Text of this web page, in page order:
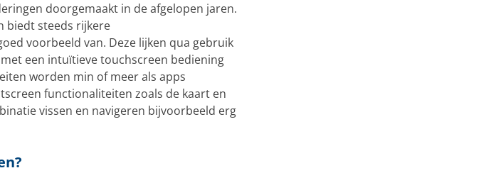
doorgemaakt in de afgelopen jaren.
biedt steeds rijkere
voorbeeld van. Deze lijken qua gebruik
een intuïtieve touchscreen bediening
worden min of meer als apps
functionaliteiten zoals de kaart en
vissen en navigeren bijvoorbeeld erg